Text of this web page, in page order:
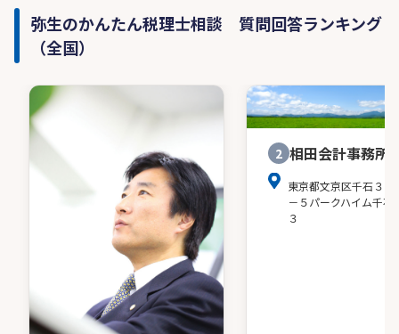
弥生のかんたん税理士相談 質問回答ランキング
（全国）
2 相田会計事務所
東京都文京区千石３－
－５パークハイム千石
３